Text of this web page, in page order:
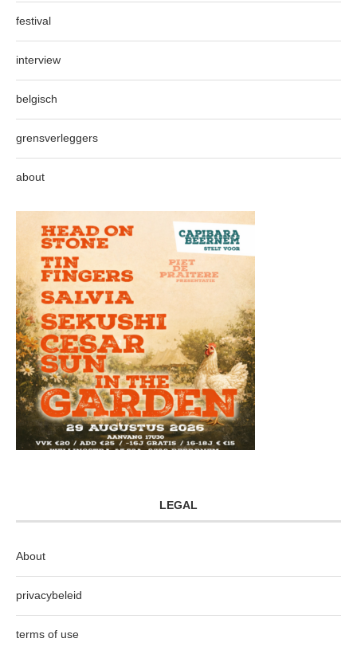
festival
interview
belgisch
grensverleggers
about
LEGAL
About
privacybeleid
terms of use